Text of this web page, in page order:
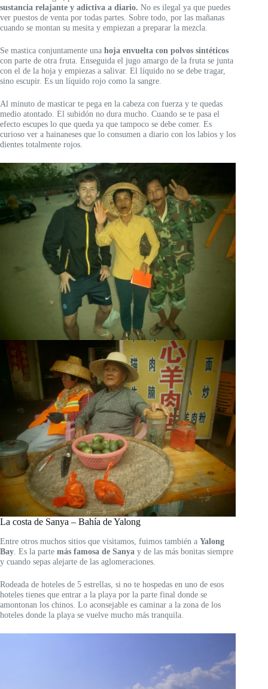
sustancia relajante y adictiva a diario. No es ilegal ya que puedes
ver puestos de venta por todas partes. Sobre todo, por las mañanas
cuando se montan su mesita y empiezan a preparar la mezcla.
Se mastica conjuntamente una hoja envuelta con polvos sintéticos
con parte de otra fruta. Enseguida el jugo amargo de la fruta se junta
con el de la hoja y empiezas a salivar. El líquido no se debe tragar,
sino escupir. Es un líquido rojo como la sangre.
Al minuto de masticar te pega en la cabeza con fuerza y te quedas
medio atontado. El subidón no dura mucho. Cuando se te pasa el
efecto escupes lo que queda ya que tampoco se debe comer. Es
curioso ver a hainaneses que lo consumen a diario con los labios y los
dientes totalmente rojos.
La costa de Sanya – Bahía de Yalong
Entre otros muchos sitios que visitamos, fuimos también a Yalong
Bay . Es la parte más famosa de Sanya y de las más bonitas siempre
y cuando sepas alejarte de las aglomeraciones.
Rodeada de hoteles de 5 estrellas, si no te hospedas en uno de esos
hoteles tienes que entrar a la playa por la parte final donde se
amontonan los chinos. Lo aconsejable es caminar a la zona de los
hoteles donde la playa se vuelve mucho más tranquila.